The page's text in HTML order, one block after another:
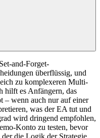
and-Forget-
überflüssig, und
zu komplexeren Multi-
hilft es Anfängern, das
– wenn auch nur auf einer
was der EA tut und
wird dringend empfohlen,
Konto zu testen, bevor